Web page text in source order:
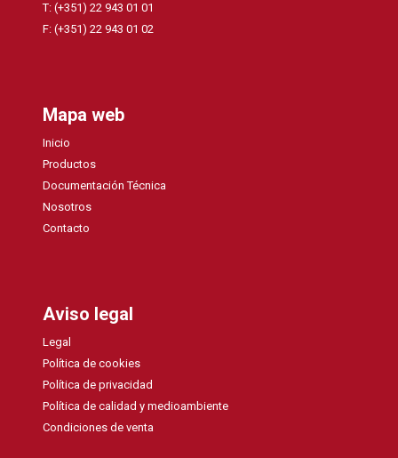
T: (+351) 22 943 01 01
F: (+351) 22 943 01 02
Mapa web
Inicio
Productos
Documentación Técnica
Nosotros
Contacto
Aviso legal
Legal
Política de cookies
Política de privacidad
Política de calidad y medioambiente
Condiciones de venta